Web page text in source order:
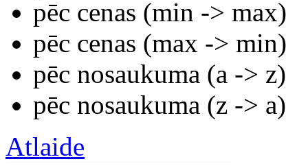
pēc cenas (min -> max)
pēc cenas (max -> min)
pēc nosaukuma (а -> z)
pēc nosaukuma (z -> а)
Atlaide